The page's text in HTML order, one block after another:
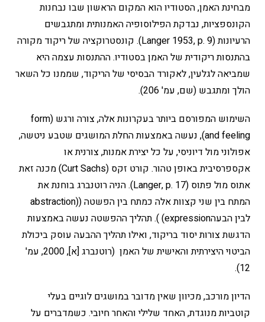
מבחינת האמן, הסטודיו הוא המקום הראשון שבו נבחנות
הקונספציות, נבדקת הפילוסופיה האמנותית ומתגבשים
הרעיונות (Langer 1953, p. 9). קונסטרוקציה של ריקוד מקורה
בהתנסות ריקודית של האמן בסטודיו. ההתנסות עצמה היא
שמביאה לגלעין, לאקורד הבסיסי של הריקוד, שממנו כל השאר
הולך ומתגבש (שם, עמ' 206).
השימוש המפורסם ביותר בעקרונות אלה, צורה ורגש (form
and feeling), נעשה באמצעות החלת המושגים שטבע ניטשה,
אפולוני מול דיוניסי, על כל יצירת אמנות, צורנית או
אקספרסיבית באופן טהור. קורט זקס (Curt Sachs) מכנה זאת
אתוס מול פתוס (Langer, p. 17). הניה רוטנברג בוחנת את
המתח בין שני קצוות אלה כמתח בין הפשטה ((abstraction
לבין הבעהexpression) ). תהליך ההפשטה נעשה באמצעות
הדגשת צורות יסוד בריקוד, ואילו תהליך ההבעה עוסק ביכולת
הביטוי היצירתית והאישית של האמן (רוטנברג [א], 2000, עמ'
12).
הדיון מורכב, מכיוון שאין מדובר במושגים לוגיים בעלי
קוטביות מנוגדת, האחד שלילי והאחר חיובי. כשמדברים על